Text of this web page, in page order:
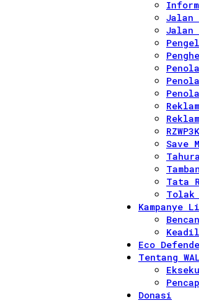
Jalan
Jalan
RZWP3K
Save
Tata
Tolak
Kampanye
Eco
Tentang
Donasi